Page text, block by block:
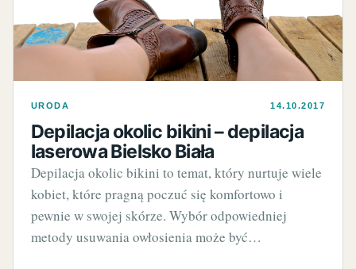
URODA 14.10.2017
Depilacja okolic bikini – depilacja
laserowa Bielsko Biała
Depilacja okolic bikini to temat, który nurtuje wiele
kobiet, które pragną poczuć się komfortowo i
pewnie w swojej skórze. Wybór odpowiedniej
metody usuwania owłosienia może być…